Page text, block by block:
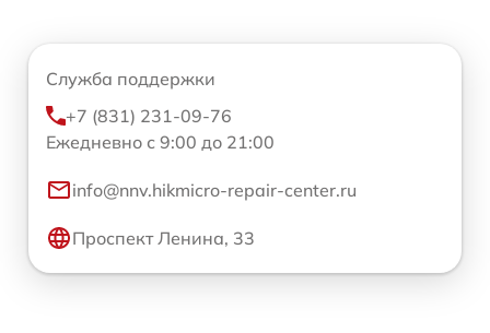
Служба поддержки
+7 (831) 231-09-76
Ежедневно с 9:00 до 21:00
info@nnv.hikmicro-repair-center.ru
Проспект Ленина, 33